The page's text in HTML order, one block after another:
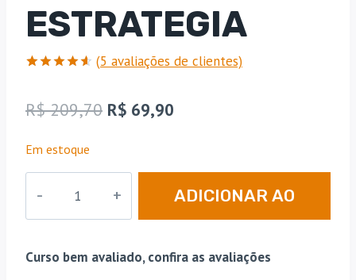
ESTRATEGIA
de 5, com
baseado
avaliações
clientes
(5 avaliações de clientes)
R$209,70 O
era:
R$ 209,70.
R$ 69,90
é:
R$ 69,90.
Em estoque
RN
ADICIONAR AO
Curso bem avaliado, confira as avaliações